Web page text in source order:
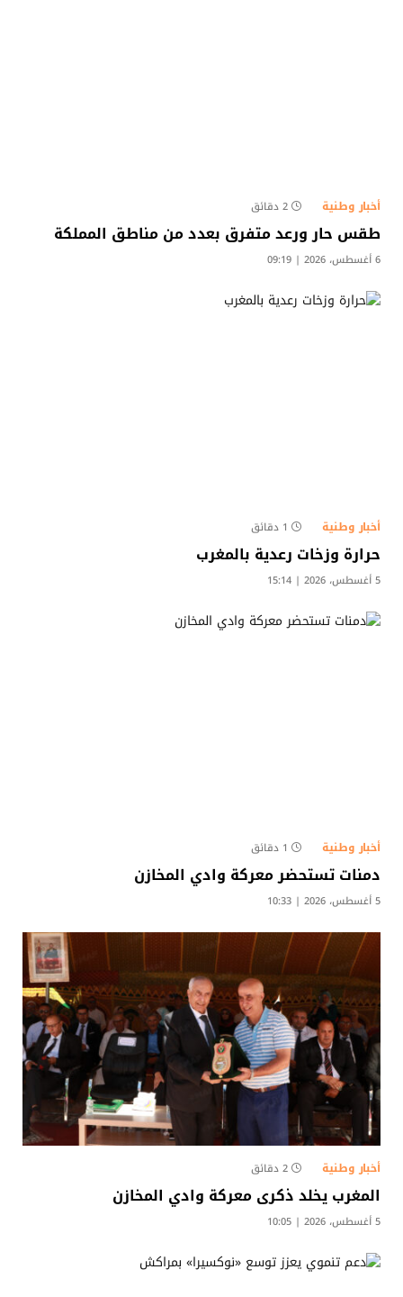
أخبار وطنية 2 دقائق
طقس حار ورعد متفرق بعدد من مناطق المملكة
6 أغسطس، 2026 | 09:19
أخبار وطنية 1 دقائق
حرارة وزخات رعدية بالمغرب
5 أغسطس، 2026 | 15:14
أخبار وطنية 1 دقائق
دمنات تستحضر معركة وادي المخازن
5 أغسطس، 2026 | 10:33
أخبار وطنية 2 دقائق
المغرب يخلد ذكرى معركة وادي المخازن
5 أغسطس، 2026 | 10:05